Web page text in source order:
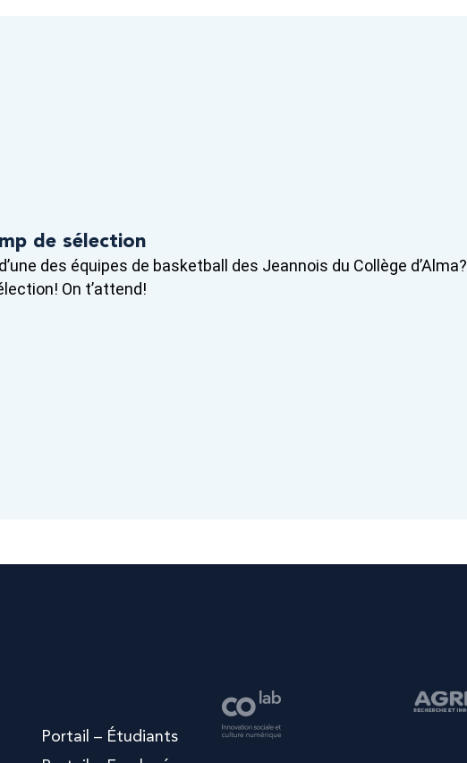
de sélection
des équipes de basketball des Jeannois du Collège d’Alma?
On t’attend!
Portail – Étudiants